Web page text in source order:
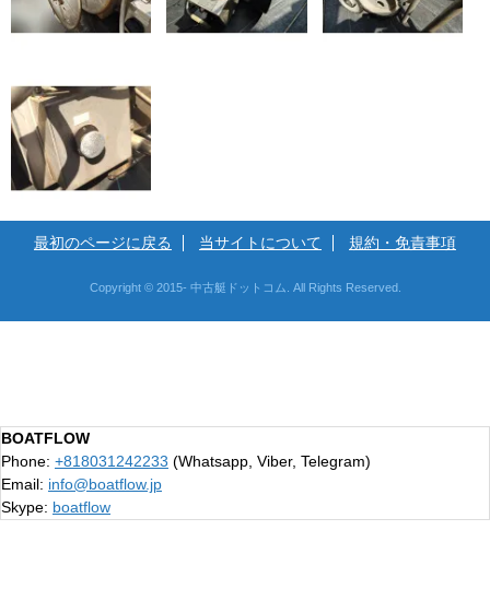
BOATFLOW
Phone: +818031242233 (Whatsapp, Viber, Telegram)
Email: info@boatflow.jp
Skype: boatflow
最初のページに戻る 当サイトについて 規約・免責事項
Copyright © 2015- 中古艇ドットコム. All Rights Reserved.